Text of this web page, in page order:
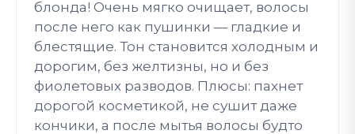
блонда! Очень мягко очищает, волосы
после него как пушинки — гладкие и
блестящие. Тон становится холодным и
дорогим, без желтизны, но и без
фиолетовых разводов. Плюсы: пахнет
дорогой косметикой, не сушит даже
кончики, а после мытья волосы будто